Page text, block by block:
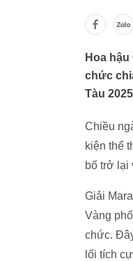
Hoa
chức
Tàu
Chiều
kiện thể
bố trở lại
Giải
Vàng
chức.
lối tích